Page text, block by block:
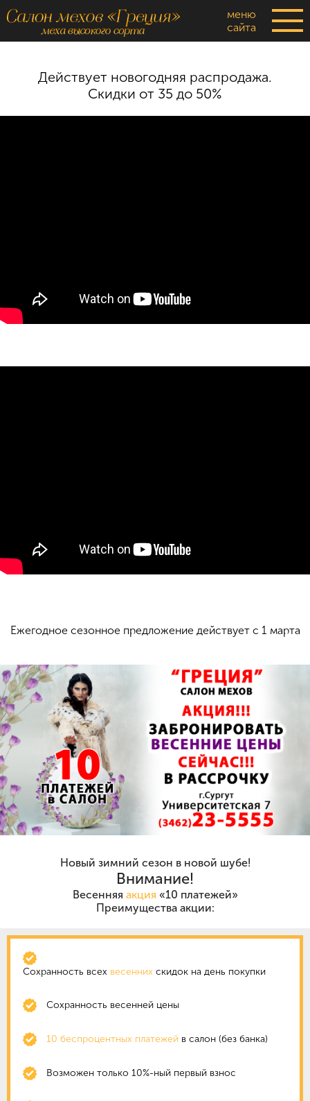
меню
сайта
Действует новогодняя распродажа.
Скидки от 35 до 50%
Ежегодное сезонное предложение действует с 1 марта
Новый зимний сезон в новой шубе!
Внимание!
Весенняя акция «10 платежей»
Преимущества акции:
Сохранность всех весенних скидок на день покупки
Сохранность весенней цены
10 беспроцентных платежей в салон (без банка)
Возможен только 10%-ный первый взнос